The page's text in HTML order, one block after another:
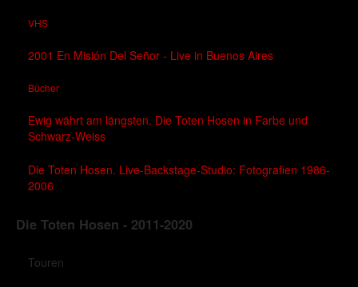
VHS
2001 En Misión Del Señor - Live in Buenos Aires
Bücher
Ewig währt am längsten. Die Toten Hosen in Farbe und
Schwarz-Weiss
Die Toten Hosen. Live-Backstage-Studio: Fotografien 1986-
2006
Die Toten Hosen - 2011-2020
Touren